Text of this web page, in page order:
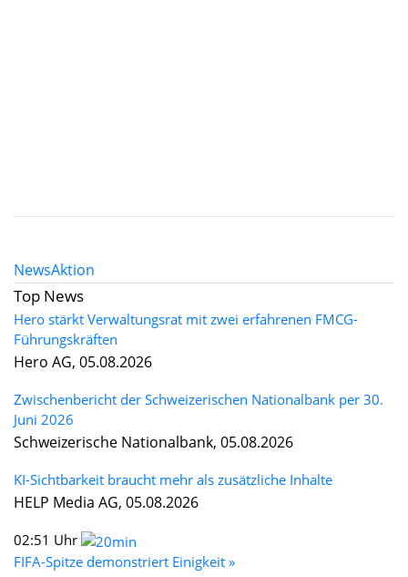
NewsAktion
Top News
Hero stärkt Verwaltungsrat mit zwei erfahrenen FMCG-
Führungskräften
Hero AG, 05.08.2026
Zwischenbericht der Schweizerischen Nationalbank per 30.
Juni 2026
Schweizerische Nationalbank, 05.08.2026
KI-Sichtbarkeit braucht mehr als zusätzliche Inhalte
HELP Media AG, 05.08.2026
02:51 Uhr
FIFA-Spitze demonstriert Einigkeit »